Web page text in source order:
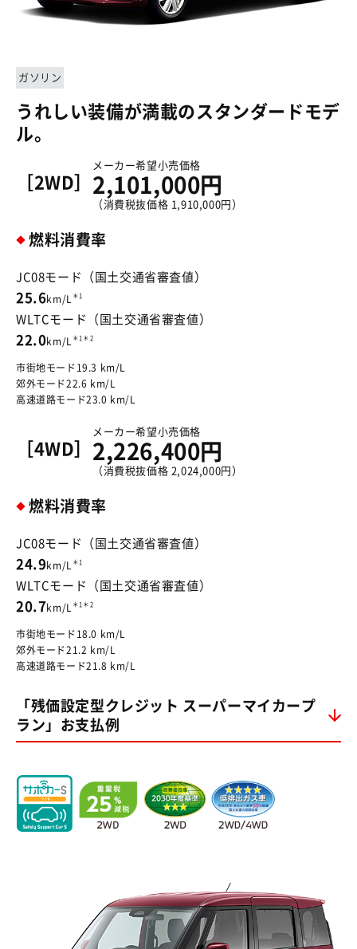
ガソリン
うれしい装備が満載のスタンダードモデ
ル。
メーカー希望小売価格
［2WD］ 2,101,000円
（消費税抜価格 1,910,000円）
燃料消費率
JC08モード（国土交通省審査値）
25.6km/L ＊1
WLTCモード（国土交通省審査値）
22.0km/L ＊1＊2
市街地モード19.3 km/L
郊外モード22.6 km/L
高速道路モード23.0 km/L
メーカー希望小売価格
［4WD］ 2,226,400円
（消費税抜価格 2,024,000円）
燃料消費率
JC08モード（国土交通省審査値）
24.9km/L ＊1
WLTCモード（国土交通省審査値）
20.7km/L ＊1＊2
市街地モード18.0 km/L
郊外モード21.2 km/L
高速道路モード21.8 km/L
「残価設定型クレジット スーパーマイカープ
ラン」お支払例